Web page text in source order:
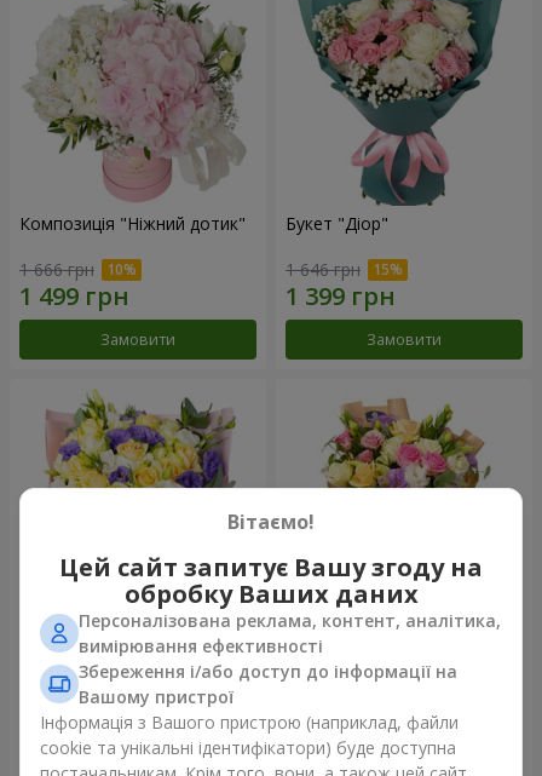
Композиція "Ніжний дотик"
1 666 грн
Замовити
Букет "Діор"
1 646 грн
Замовити
Букет "Кольорові сни"
3 370 грн
Замовити
Букет "Квіткове Selfie!"
Замовити
Вітаємо!
Цей сайт запитує Вашу згоду на
обробку Ваших даних
Персоналізована реклама, контент, аналітика,
вимірювання ефективності
Збереження і/або доступ до інформації на
Вашому пристрої
Інформація з Вашого пристрою (наприклад, файли
cookie та унікальні ідентифікатори) буде доступна